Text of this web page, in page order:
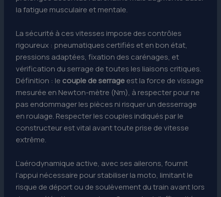
la fatigue musculaire et mentale.
La sécurité à ces vitesses impose des contrôles
rigoureux : pneumatiques certifiés et en bon état,
pressions adaptées, fixation des carénages, et
vérification du serrage de toutes les liaisons critiques.
Définition : le couple de serrageest la force de vissage
mesurée en Newton-mètre (Nm), à respecter pour ne
pas endommager les pièces ni risquer un desserrage
en roulage. Respecter les couples indiqués par le
constructeur est vital avant toute prise de vitesse
extrême.
L’aérodynamique active, avec ses ailerons, fournit
l’appui nécessaire pour stabiliser la moto, limitant le
risque de déport ou de soulèvement du train avant lors